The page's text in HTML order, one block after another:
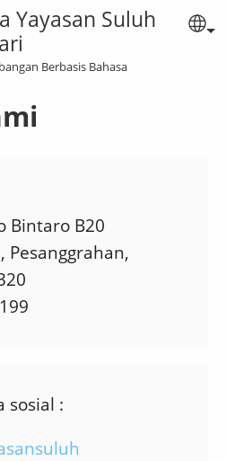
Yayasan Suluh
Berbasis Bahasa
Bintaro B20
Pesanggrahan,
sosial :